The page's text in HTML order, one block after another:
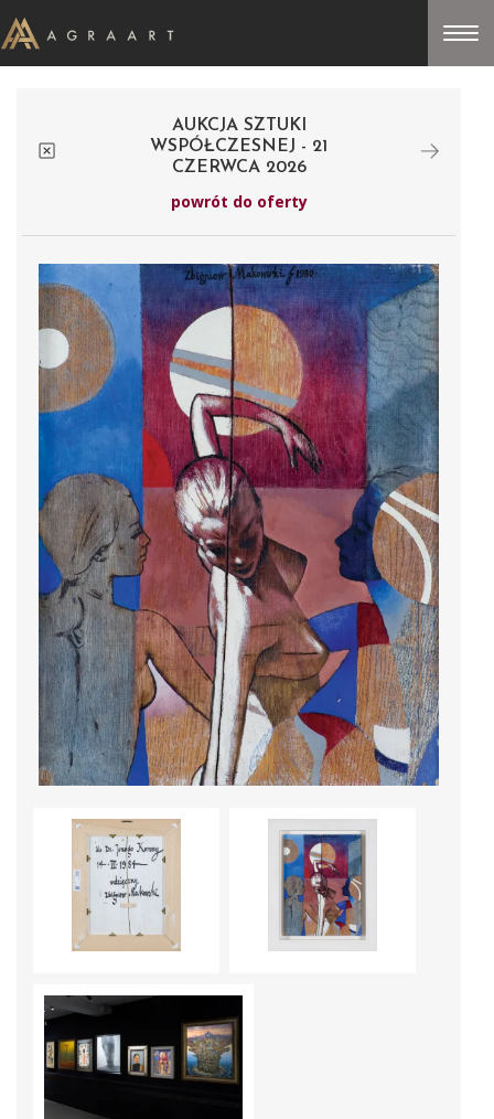
AUKCJA SZTUKI
WSPÓŁCZESNEJ - 21
CZERWCA 2026
powrót do oferty